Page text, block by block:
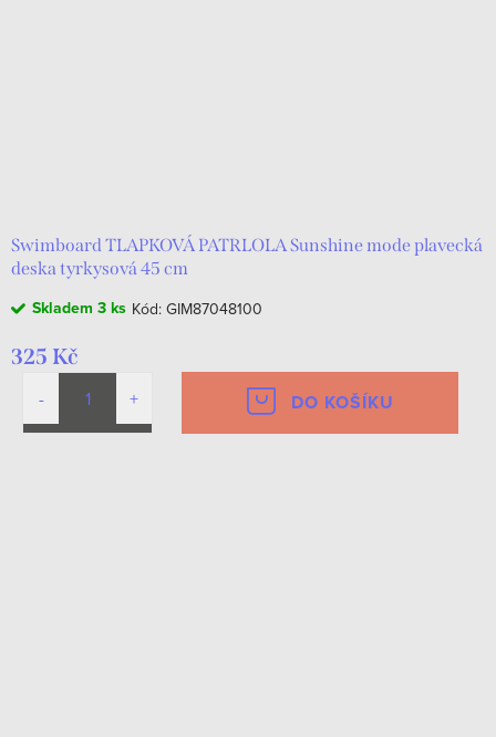
Swimboard TLAPKOVÁ PATRLOLA Sunshine mode plavecká
deska tyrkysová 45 cm
Skladem 3 ks Kód: GIM87048100
325 Kč
DO KOŠÍKU